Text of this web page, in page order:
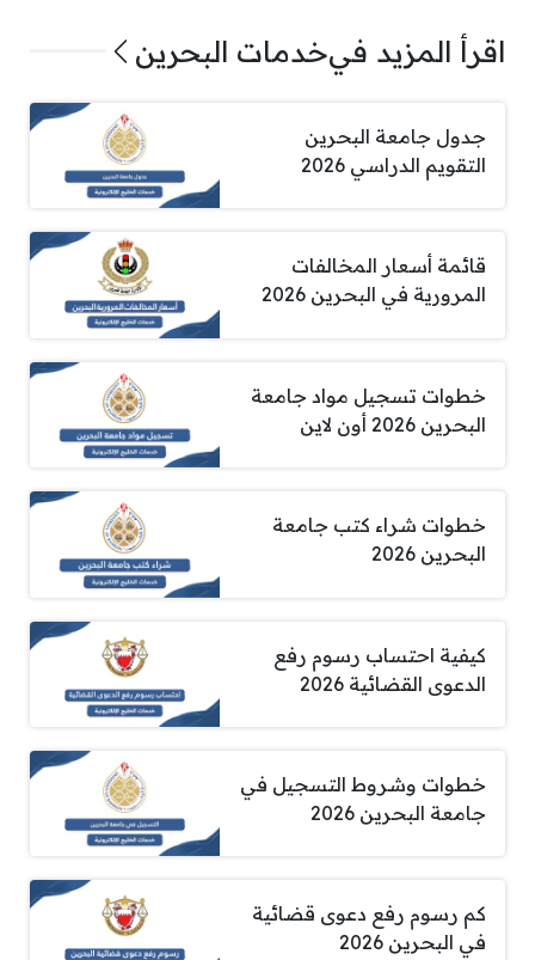
اقرأ المزيد فيخدمات البحرين
جدول جامعة البحرين
التقويم الدراسي 2026
قائمة أسعار المخالفات
المرورية في البحرين 2026
خطوات تسجيل مواد جامعة
البحرين 2026 أون لاين
خطوات شراء كتب جامعة
البحرين 2026
كيفية احتساب رسوم رفع
الدعوى القضائية 2026
خطوات وشروط التسجيل في
جامعة البحرين 2026
كم رسوم رفع دعوى قضائية
في البحرين 2026